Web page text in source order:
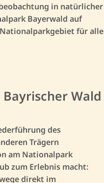
in natürlicher
Bayerwald auf
für alle
Wald
des
Trägern
am Nationalpark
zum Erlebnis macht:
direkt im